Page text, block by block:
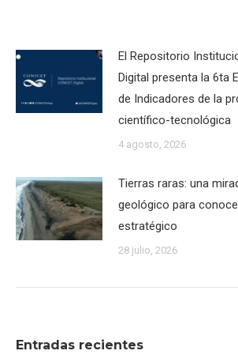
El Repositorio
Digital presenta la 6ta
de Indicadores de la
científico-tecnológica
4 agosto, 2026
Tierras raras: una
geológico para
estratégico
28 julio, 2026
Entradas recientes